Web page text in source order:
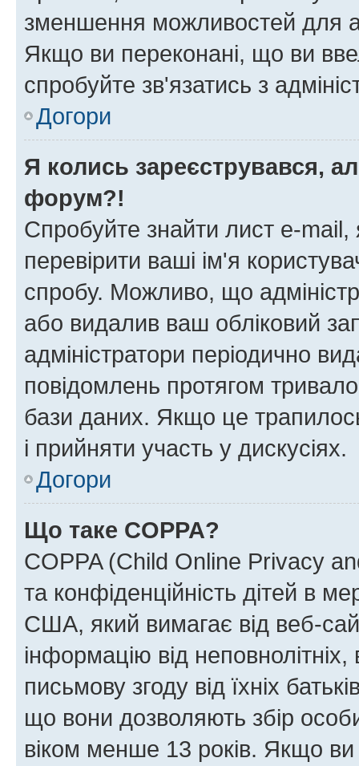
зменшення можливостей для
Якщо ви переконані, що ви
спробуйте зв'язатись з
Догори
Я колись зареєструвався,
форум?!
Спробуйте знайти лист e-mail,
перевірити ваші ім'я
спробу. Можливо, що
або видалив ваш обліковий
адміністратори періодично
повідомлень протягом
бази даних. Якщо це
і прийняти участь у дискусіях.
Догори
Що таке COPPA?
COPPA (Child Online Privacy
та конфіденційність дітей в
США, який вимагає від веб-
інформацію від
письмову згоду від їхніх
що вони дозволяють збір
віком менше 13 років. Якщо